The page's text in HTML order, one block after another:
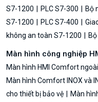
S7-1200
PLC S7-300 Bộ
S7-1200
PLC S7-400
không an toàn S7-1200
Màn hình công nghiệp
Màn hình HMI Comfort
Màn hình Comfort INOX và
cho thiết bị bảo vệ
Màn